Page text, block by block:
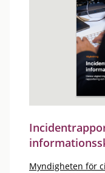
Myndigheten för